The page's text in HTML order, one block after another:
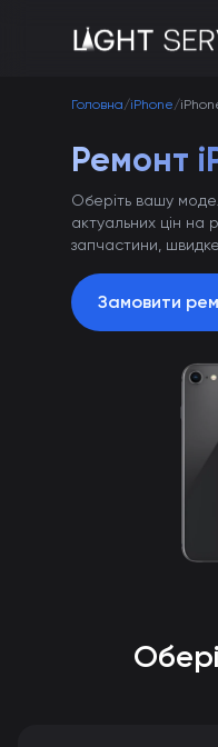
Головна/iPhone/
Ремонт
Оберіть вашу
актуальних цін на
запчастини,
Замовити